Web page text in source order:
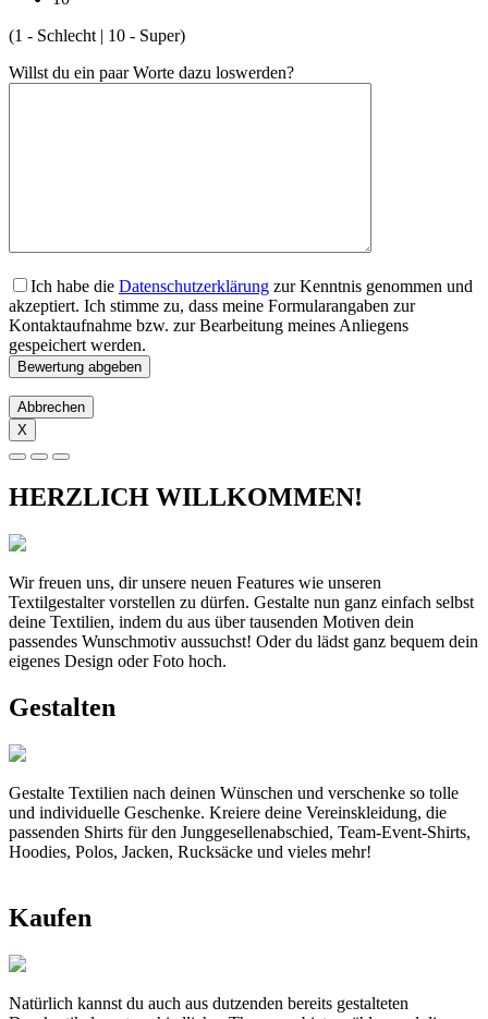
(1 - Schlecht | 10 - Super)
Willst du ein paar Worte dazu loswerden?
Ich habe die Datenschutzerklärung zur Kenntnis genommen und
akzeptiert. Ich stimme zu, dass meine Formularangaben zur
Kontaktaufnahme bzw. zur Bearbeitung meines Anliegens
gespeichert werden.
Abbrechen
X
HERZLICH WILLKOMMEN!
Wir freuen uns, dir unsere neuen Features wie unseren
Textilgestalter vorstellen zu dürfen. Gestalte nun ganz einfach selbst
deine Textilien, indem du aus über tausenden Motiven dein
passendes Wunschmotiv aussuchst! Oder du lädst ganz bequem dein
eigenes Design oder Foto hoch.
Gestalten
Gestalte Textilien nach deinen Wünschen und verschenke so tolle
und individuelle Geschenke. Kreiere deine Vereinskleidung, die
passenden Shirts für den Junggesellenabschied, Team-Event-Shirts,
Hoodies, Polos, Jacken, Rucksäcke und vieles mehr!
Kaufen
Natürlich kannst du auch aus dutzenden bereits gestalteten